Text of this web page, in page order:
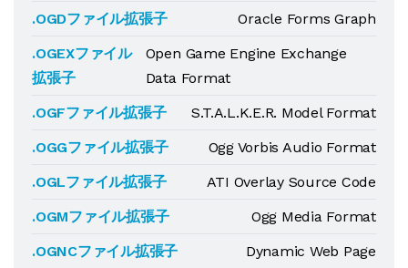
.OGDファイル拡張子
Oracle Forms Graph
.OGEXファイル
拡張子
Open Game Engine Exchange
Data Format
.OGFファイル拡張子
S.T.A.L.K.E.R. Model Format
.OGGファイル拡張子
Ogg Vorbis Audio Format
.OGLファイル拡張子
ATI Overlay Source Code
.OGMファイル拡張子
Ogg Media Format
.OGNCファイル拡張子
Dynamic Web Page